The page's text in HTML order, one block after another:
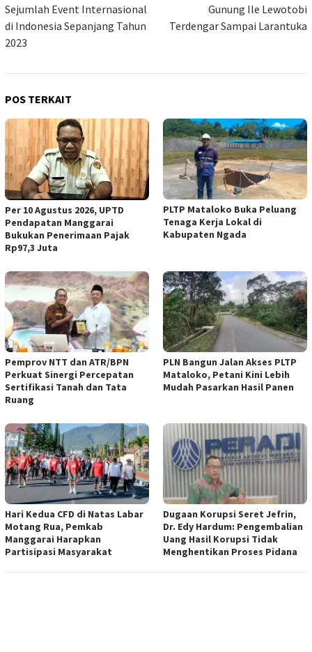
Sejumlah Event Internasional
di Indonesia Sepanjang Tahun
2023
Gunung Ile Lewotobi
Terdengar Sampai Larantuka
POS TERKAIT
Per 10 Agustus 2026, UPTD
Pendapatan Manggarai
Bukukan Penerimaan Pajak
Rp97,3 Juta
PLTP Mataloko Buka Peluang
Tenaga Kerja Lokal di
Kabupaten Ngada
Pemprov NTT dan ATR/BPN
Perkuat Sinergi Percepatan
Sertifikasi Tanah dan Tata
Ruang
PLN Bangun Jalan Akses PLTP
Mataloko, Petani Kini Lebih
Mudah Pasarkan Hasil Panen
Hari Kedua CFD di Natas Labar
Motang Rua, Pemkab
Manggarai Harapkan
Partisipasi Masyarakat
Dugaan Korupsi Seret Jefrin,
Dr. Edy Hardum: Pengembalian
Uang Hasil Korupsi Tidak
Menghentikan Proses Pidana